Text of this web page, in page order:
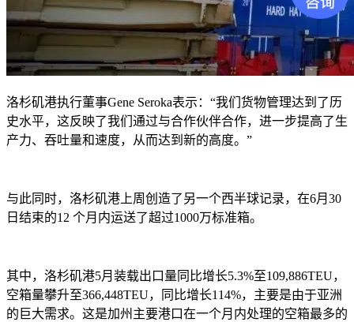
洛杉矶港执行董事Gene Seroka表示： “我们货物管理达到了历
史水平，这反映了我们通过与合作伙伴合作，进一步提高了生
产力、吞吐量和速度，从而达到新的高度。 ”
与此同时，洛杉矶港上周创造了另一个西半球记录，在6月 30
日结束的12 个月内运送了超过1000万标准箱。
其中，洛杉矶港5月装载出口量同比增长5.3%至109,886TEU，
空箱量攀升至366,448TEU，同比增长114%，主要是由于亚洲
的巨大需求。这是加州主要港口在一个月内处理的空箱最多的